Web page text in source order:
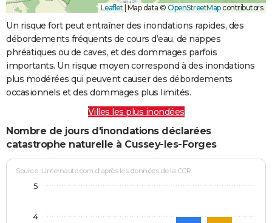
Leaflet | Map data © OpenStreetMapcontributors
Un risque fort peut entraîner des inondations rapides, des
débordements fréquents de cours d’eau, de nappes
phréatiques ou de caves, et des dommages parfois
importants. Un risque moyen correspond à des inondations
plus modérées qui peuvent causer des débordements
occasionnels et des dommages plus limités.
Villes les plus inondées
Nombre de jours d'inondations déclarées
catastrophe naturelle à Cussey-les-Forges
Source : Linternaute.com d'après les données de la CCR
4
5